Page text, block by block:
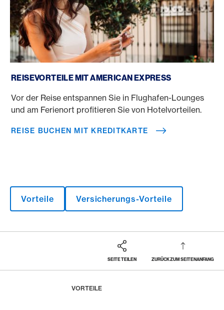
REISEVORTEILE MIT AMERICAN EXPRESS
Vor der Reise entspannen Sie in Flughafen-Lounges
und am Ferienort profitieren Sie von Hotelvorteilen.
REISE BUCHEN MIT KREDITKARTE
Vorteile Versicherungs-Vorteile
SEITE TEILEN ZURÜCK ZUM SEITENANFANG
Footer
VORTEILE